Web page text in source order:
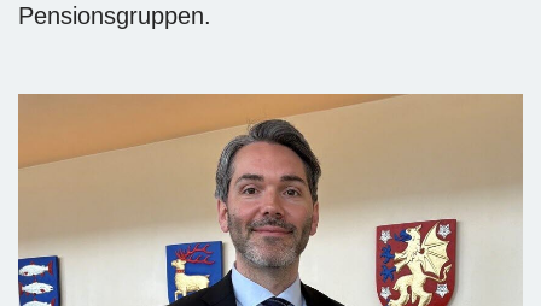
Pensionsgruppen.